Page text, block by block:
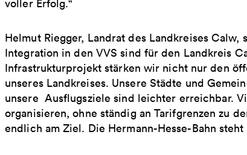
voller Erfolg.“
Helmut Riegger, Landrat des Landkreises
Integration in den VVS sind für den Landkreis
Infrastrukturprojekt stärken wir nicht nur den
unseres Landkreises. Unsere Städte und
unsere Ausflugsziele sind leichter erreichbar.
organisieren, ohne ständig an Tarifgrenzen zu
endlich am Ziel. Die Hermann-Hesse-Bahn